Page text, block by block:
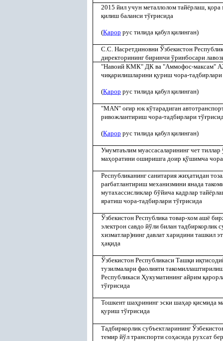
2015 йил учун металлолом тайёрлаш, қора
қилиш баланси тўғрисида
(Қарор рус тилида қабул қилинган)
С.С. Насретдиновни Ўзбекистон
директорининг биринчи ўринбосари
"Навоий КМК" ДК ва "Аммофос-максам"
чиқарилишларини қуриш чора-тадбирлари
(Қарор рус тилида қабул қилинган)
"MAN" оғир юк кўтарадиган
ривожлантириш чора-тадбирлари тўғ
(Қарор рус тилида қабул қилинган)
Умумтаълим муассасаларининг чет тиллар
маҳоратини оширишга доир қўшимча
Республиканинг санитария жиҳатидан
рағбатлантириш механизмини янада
мутахассисликлар бўйича кадрлар
яратиш чора-тадбирлари тўғрисида
Ўзбекистон Республика товар-хом ашё
электрон савдо йўли билан тадбиркорлик
хизматлар)нинг давлат харидини ташкил
ҳақида
Ўзбекистон Республикаси Ташқи иқ
тузилмалари фаолияти
Республикаси Ҳукуматининг айрим қ
тўғрисида
Тошкент шаҳрининг эски шаҳар қисмида
қуриш тўғрисида
Тадбиркорлик субъектларининг
темир йўл транспорти соҳасида рухсат